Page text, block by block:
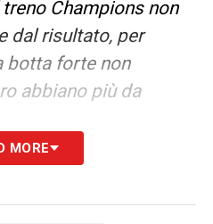
Champions non
dal risultato, per
botta forte non
abbiano più da
MORE